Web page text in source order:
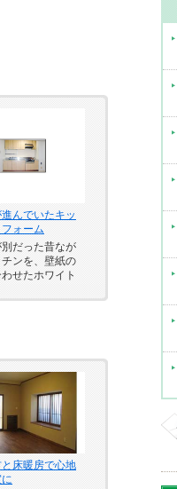
んでいたキッ
ォーム
別だった昔なが
チンを、壁紙の
せたホワイト
床暖房で心地